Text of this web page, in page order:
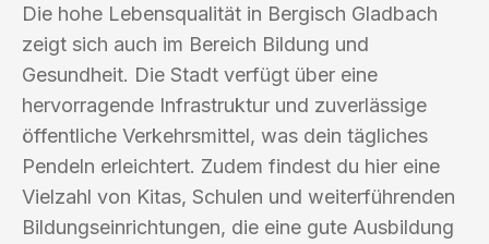
Die hohe Lebensqualität in Bergisch Gladbach
zeigt sich auch im Bereich Bildung und
Gesundheit. Die Stadt verfügt über eine
hervorragende Infrastruktur und zuverlässige
öffentliche Verkehrsmittel, was dein tägliches
Pendeln erleichtert. Zudem findest du hier eine
Vielzahl von Kitas, Schulen und weiterführenden
Bildungseinrichtungen, die eine gute Ausbildung